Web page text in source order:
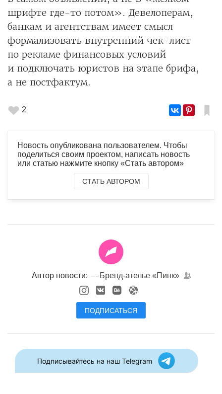
шрифте где-то потом». Девелоперам,
банкам и агентствам имеет смысл
формализовать внутренний чек-лист
по рекламе финансовых условий
и подключать юристов на этапе брифа,
а не постфактум.
2
Новость опубликована пользователем. Чтобы
поделиться своим проектом, написать новость
или статью нажмите кнопку «Стать автором»
СТАТЬ АВТОРОМ
Автор новости: — Бренд-ателье «Пинк»
ПОДПИСАТЬСЯ
Подписывайтесь на наш Telegram